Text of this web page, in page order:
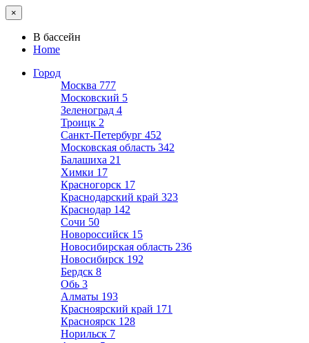
×
В бассейн
Home
Город
Москва 777
Московский 5
Зеленоград 4
Троицк 2
Санкт-Петербург 452
Московская область 342
Балашиха 21
Химки 17
Красногорск 17
Краснодарский край 323
Краснодар 142
Сочи 50
Новороссийск 15
Новосибирская область 236
Новосибирск 192
Бердск 8
Обь 3
Алматы 193
Красноярский край 171
Красноярск 128
Норильск 7